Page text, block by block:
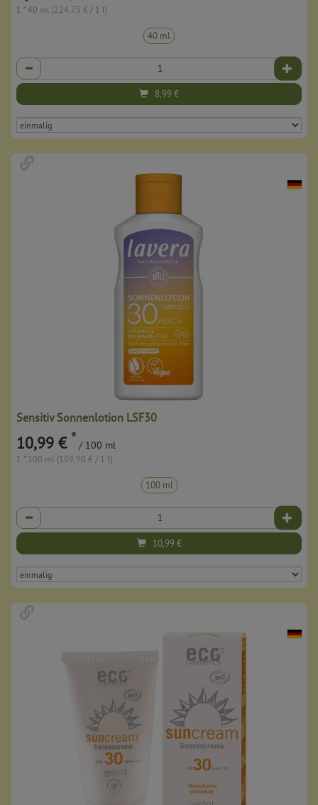
1 * 40 ml (224,75 € / 1 l)
40 ml
Anzahl
8,99€
Sensitiv Sonnenlotion LSF30
10,99 € * / 100 ml
1 * 100 ml (109,90 € / 1 l)
100 ml
Anzahl
10,99€